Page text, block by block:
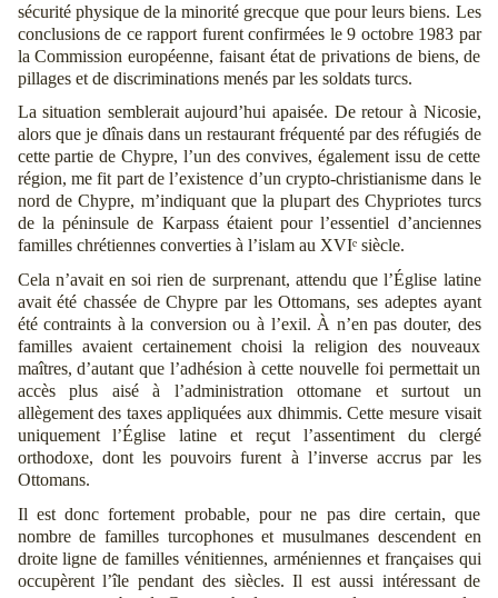
sécurité physique de la minorité grecque que pour leurs biens. Les
conclusions de ce rapport furent confirmées le 9 octobre 1983 par
la Commission européenne, faisant état de privations de biens, de
pillages et de discriminations menés par les soldats turcs.
La situation semblerait aujourd’hui apaisée. De retour à Nicosie,
alors que je dînais dans un restaurant fréquenté par des réfugiés de
cette partie de Chypre, l’un des convives, également issu de cette
région, me fit part de l’existence d’un crypto-christianisme dans le
nord de Chypre, m’indiquant que la plupart des Chypriotes turcs
de la péninsule de Karpass étaient pour l’essentiel d’anciennes
familles chrétiennes converties à l’islam au XVIᵉ siècle.
Cela n’avait en soi rien de surprenant, attendu que l’Église latine
avait été chassée de Chypre par les Ottomans, ses adeptes ayant
été contraints à la conversion ou à l’exil. À n’en pas douter, des
familles avaient certainement choisi la religion des nouveaux
maîtres, d’autant que l’adhésion à cette nouvelle foi permettait un
accès plus aisé à l’administration ottomane et surtout un
allègement des taxes appliquées aux dhimmis. Cette mesure visait
uniquement l’Église latine et reçut l’assentiment du clergé
orthodoxe, dont les pouvoirs furent à l’inverse accrus par les
Ottomans.
Il est donc fortement probable, pour ne pas dire certain, que
nombre de familles turcophones et musulmanes descendent en
droite ligne de familles vénitiennes, arméniennes et françaises qui
occupèrent l’île pendant des siècles. Il est aussi intéressant de